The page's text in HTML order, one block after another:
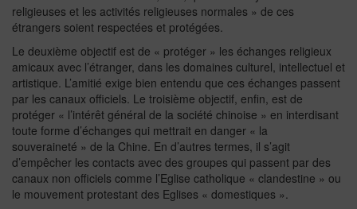
religieuses et les activités religieuses normales » de ces
étrangers soient respectées et protégées.
Le deuxième objectif est de « protéger » les échanges religieux
amicaux avec l’étranger, dans les domaines culturel, intellectuel et
artistique. L’amitié exige bien entendu que ces échanges passent
par les canaux officiels. Le troisième objectif, enfin, est de
protéger « l’intérêt général de la société chinoise » en interdisant
toute forme d’échanges qui mettrait en danger « la
souveraineté » de la Chine. En d’autres termes, il s’agit
d’empêcher les contacts avec des groupes qui passent par des
canaux non officiels comme l’Eglise catholique « clandestine » ou
le mouvement protestant des Eglises « domestiques ».